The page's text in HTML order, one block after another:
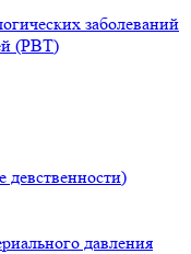
заболеваний
(РВТ)
девственности)
давления